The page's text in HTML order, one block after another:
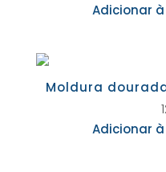
Adicionar
Moldura
Adicionar